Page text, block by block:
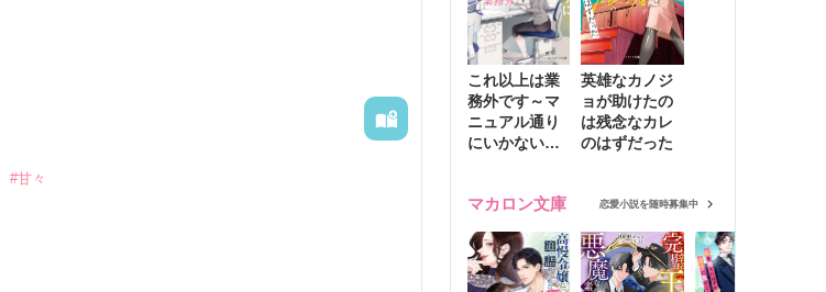
#甘々
これ以上は業
務外です～マ
ニュアル通り
にいかない彼
英雄なカノジ
ョが助けたの
は残念なカレ
のはずだった
マカロン文庫 恋愛小説を随時募集中